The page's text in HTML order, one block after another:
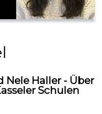
Nele Haller - Über
Schulen